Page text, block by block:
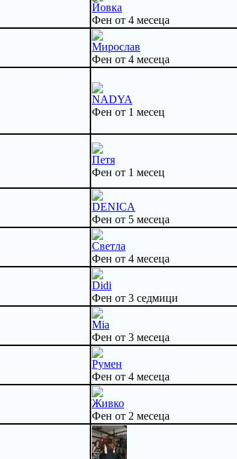
Йовка
Фен от 4 месеца
Мирослав
Фен от 4 месеца
NADYA
Фен от 1 месец
Петя
Фен от 1 месец
DENICA
Фен от 5 месеца
Светла
Фен от 4 месеца
Didi
Фен от 3 седмици
Mia
Фен от 3 месеца
Румен
Фен от 4 месеца
Живко
Фен от 2 месеца